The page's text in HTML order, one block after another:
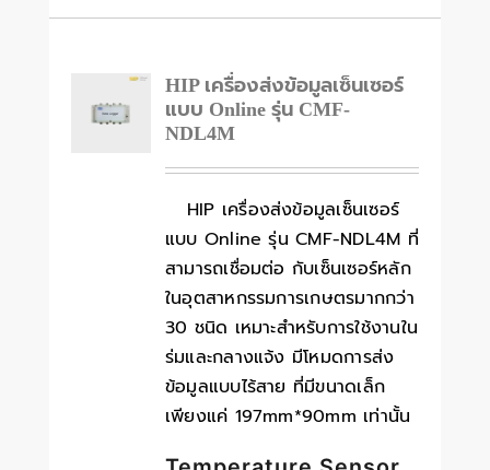
HIP เครื่องส่งข้อมูลเซ็นเซอร์
แบบ Online รุ่น CMF-
NDL4M
HIP เครื่องส่งข้อมูลเซ็นเซอร์
แบบ Online รุ่น CMF-NDL4M ที่
สามารถเชื่อมต่อ กับเซ็นเซอร์หลัก
ในอุตสาหกรรมการเกษตรมากกว่า
30 ชนิด เหมาะสำหรับการใช้งานใน
ร่มและกลางแจ้ง มีโหมดการส่ง
ข้อมูลแบบไร้สาย ที่มีขนาดเล็ก
เพียงแค่ 197mm*90mm เท่านั้น